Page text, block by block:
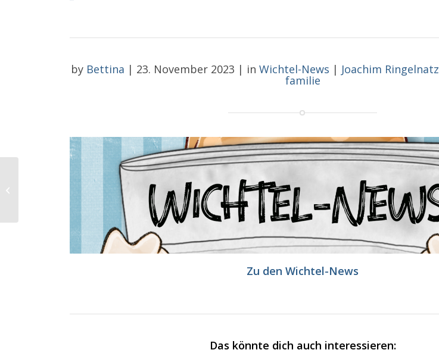
by Bettina | 23. November 2023 | in Wichtel-News | Joachim Ringelnatz
familie
Zu den Wichtel-News
Das könnte dich auch interessieren: